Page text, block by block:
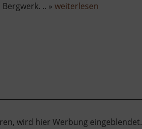
Bergwerk. .. »weiterlesen
wird hier Werbung eingeblendet.